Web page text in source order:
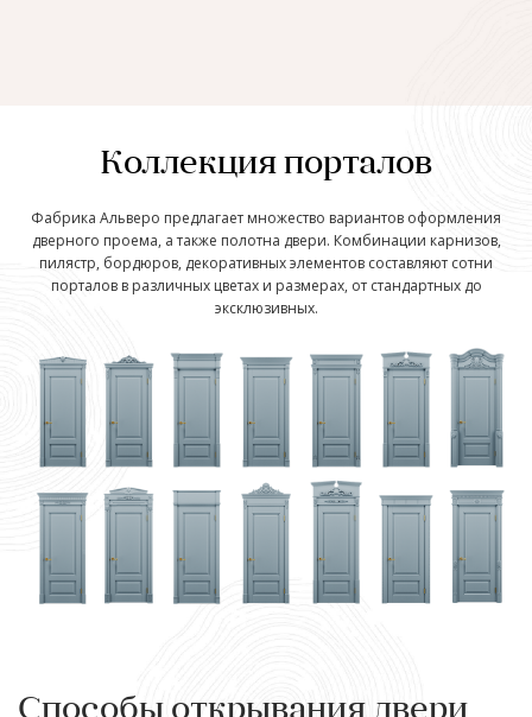
Коллекция порталов
Фабрика Альверо предлагает множество вариантов оформления
дверного проема, а также полотна двери. Комбинации карнизов,
пилястр, бордюров, декоративных элементов составляют сотни
порталов в различных цветах и размерах, от стандартных до
эксклюзивных.